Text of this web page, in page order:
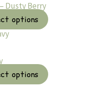
Dusty Berry
options
options